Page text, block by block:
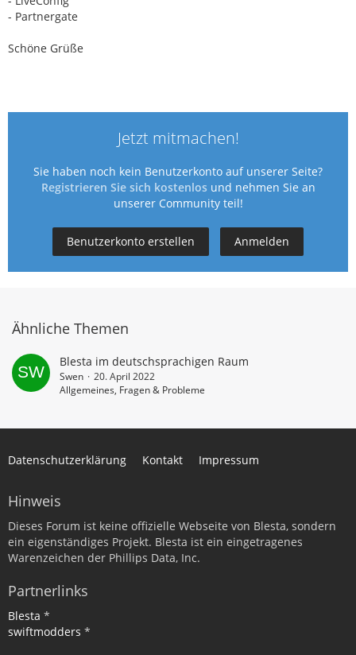
- Partnergate
Schöne Grüße
Jetzt mitmachen!
Sie haben noch kein Benutzerkonto auf unserer Seite?
Registrieren Sie sich kostenlos und nehmen Sie an
unserer Community teil!
Benutzerkonto erstellen Anmelden
Ähnliche Themen
Blesta im deutschsprachigen Raum
Swen
20. April 2022
Allgemeines, Fragen & Probleme
Datenschutzerklärung Kontakt Impressum
Hinweis
Dieses Forum ist keine offizielle Webseite von Blesta, sondern
ein eigenständiges Projekt. Blesta ist ein eingetragenes
Warenzeichen der Phillips Data, Inc.
Partnerlinks
Blesta *
swiftmodders *